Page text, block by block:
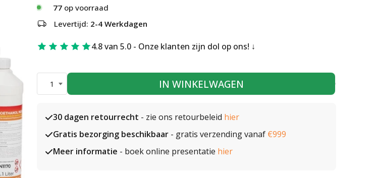
77 op voorraad
Levertijd: 2-4 Werkdagen
4.8 van 5.0 - Onze klanten zijn dol op ons!
1 IN WINKELWAGEN
30 dagen retourrecht - zie ons retourbeleid hier
Gratis bezorging beschikbaar - gratis verzending vanaf €999
Meer informatie - boek online presentatie hier